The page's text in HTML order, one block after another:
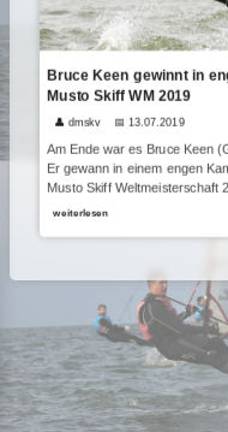
Bruce Keen gewinnt in
Musto Skiff WM 2019
👤 dmskv 📅 13.07.2019
Am Ende war es Bruce Keen
Er gewann in einem engen
Musto Skiff Weltmeisterschaft
weiterlesen